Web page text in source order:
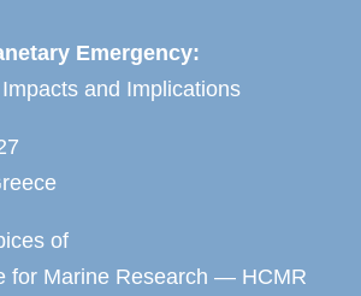
Emergency:
and Implications
of
for Marine Research — HCMR